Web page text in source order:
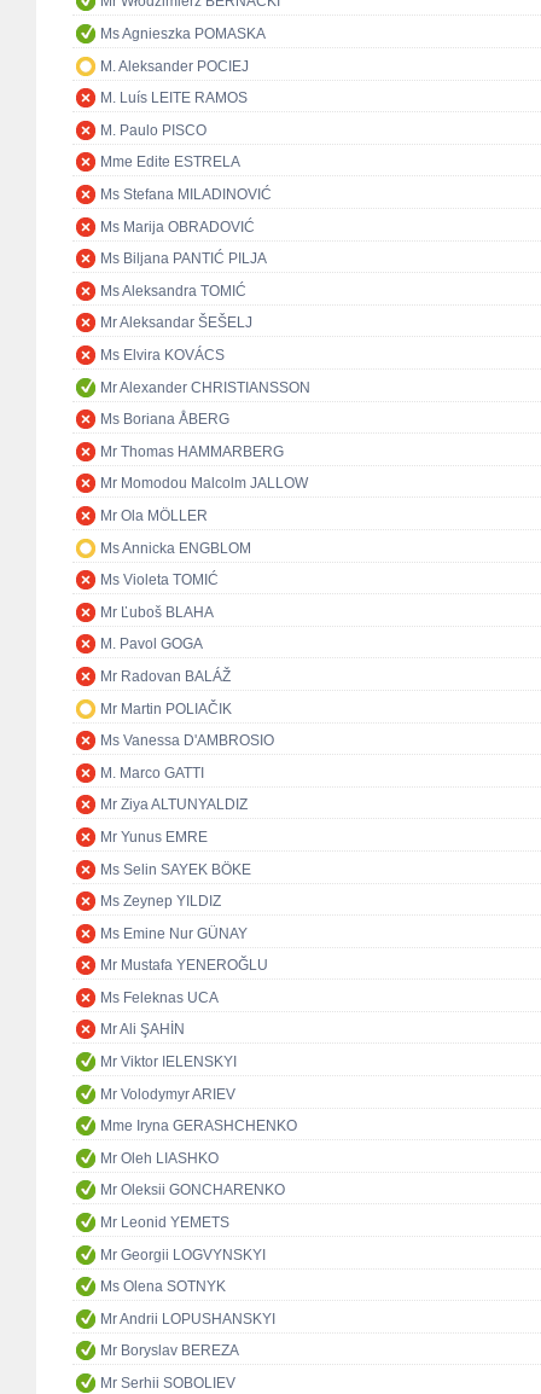
Ms Agnieszka POMASKA
M. Aleksander POCIEJ
M. Luís LEITE RAMOS
M. Paulo PISCO
Mme Edite ESTRELA
Ms Stefana MILADINOVIĆ
Ms Marija OBRADOVIĆ
Ms Biljana PANTIĆ PILJA
Ms Aleksandra TOMIĆ
Mr Aleksandar ŠEŠELJ
Ms Elvira KOVÁCS
Mr Alexander CHRISTIANSSON
Ms Boriana ÅBERG
Mr Thomas HAMMARBERG
Mr Momodou Malcolm JALLOW
Mr Ola MÖLLER
Ms Annicka ENGBLOM
Ms Violeta TOMIĆ
Mr Ľuboš BLAHA
M. Pavol GOGA
Mr Radovan BALÁŽ
Mr Martin POLIAČIK
Ms Vanessa D'AMBROSIO
M. Marco GATTI
Mr Ziya ALTUNYALDIZ
Mr Yunus EMRE
Ms Selin SAYEK BÖKE
Ms Zeynep YILDIZ
Ms Emine Nur GÜNAY
Mr Mustafa YENEROĞLU
Ms Feleknas UCA
Mr Ali ŞAHİN
Mr Viktor IELENSKYI
Mr Volodymyr ARIEV
Mme Iryna GERASHCHENKO
Mr Oleh LIASHKO
Mr Oleksii GONCHARENKO
Mr Leonid YEMETS
Mr Georgii LOGVYNSKYI
Ms Olena SOTNYK
Mr Andrii LOPUSHANSKYI
Mr Boryslav BEREZA
Mr Serhii SOBOLIEV